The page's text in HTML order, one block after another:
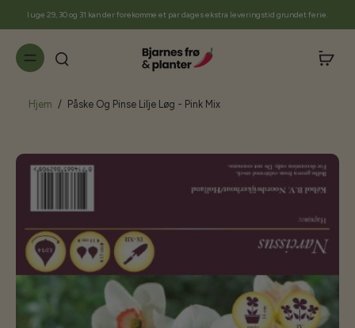
I uge 29, 30 og 31 kan der forekomme et par dages ekstra leveringstid grundet ferie.
Hjem / Påske Og Pinse Lilje Løg - Pink Mix